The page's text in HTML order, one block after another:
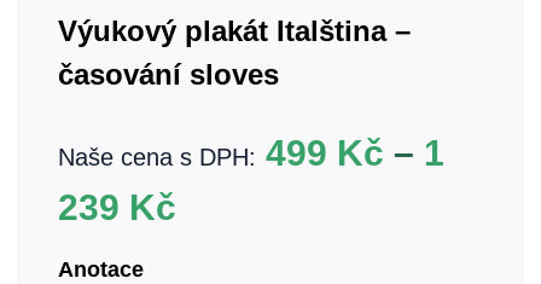
Výukový plakát Italština –
časování sloves
Naše cena s DPH: 499 Kč – 1
239 Kč
Anotace